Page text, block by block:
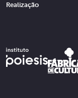
Realização